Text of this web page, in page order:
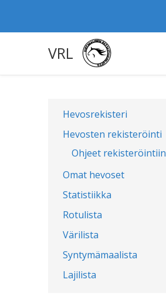
VRL
Hevosrekisteri
Hevosten rekisteröinti
Ohjeet rekisteröintiin
Omat hevoset
Statistiikka
Rotulista
Värilista
Syntymämaalista
Lajilista